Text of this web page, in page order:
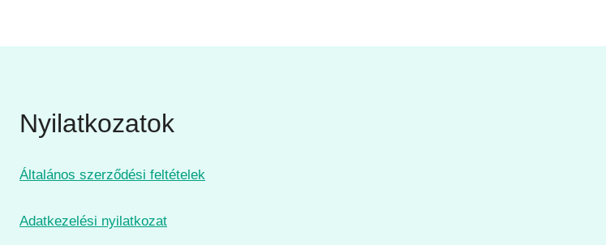
Nyilatkozatok
Általános szerződési feltételek
Adatkezelési nyilatkozat